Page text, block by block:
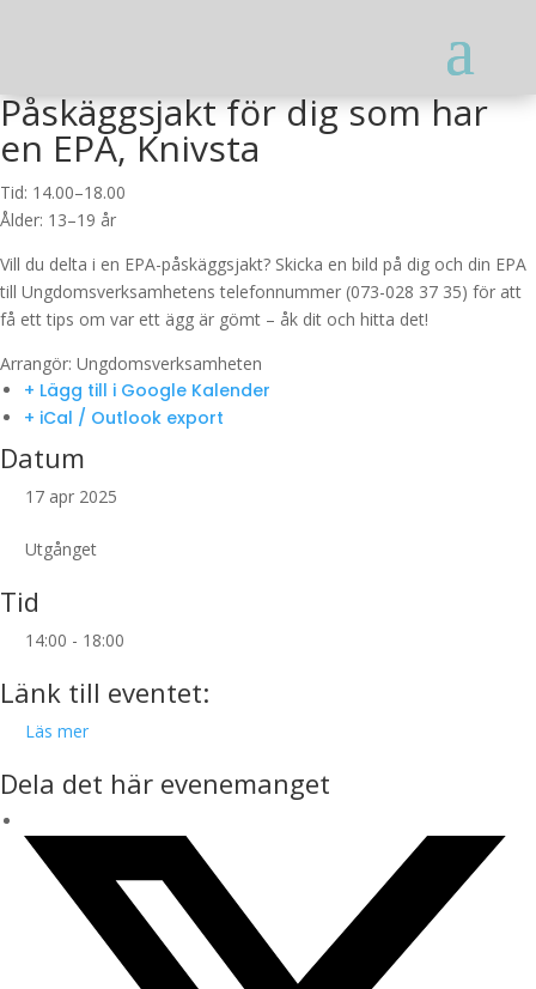
Påskäggsjakt för dig som har
en EPA, Knivsta
Tid: 14.00–18.00
Ålder: 13–19 år
Vill du delta i en EPA-påskäggsjakt? Skicka en bild på dig och din EPA
till Ungdomsverksamhetens telefonnummer (073-028 37 35) för att
få ett tips om var ett ägg är gömt – åk dit och hitta det!
Arrangör: Ungdomsverksamheten
+ Lägg till i Google Kalender
+ iCal / Outlook export
Datum
17 apr 2025
Utgånget
Tid
14:00 - 18:00
Länk till eventet:
Läs mer
Dela det här evenemanget